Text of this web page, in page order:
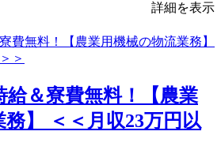
詳細を表示
給＆寮費無料！【農業
】 ＜＜月収23万円以